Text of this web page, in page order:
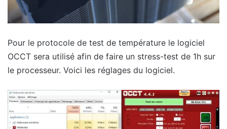
Pour le protocole de test de température le logiciel
OCCT sera utilisé afin de faire un stress-test de 1h sur
le processeur. Voici les réglages du logiciel.